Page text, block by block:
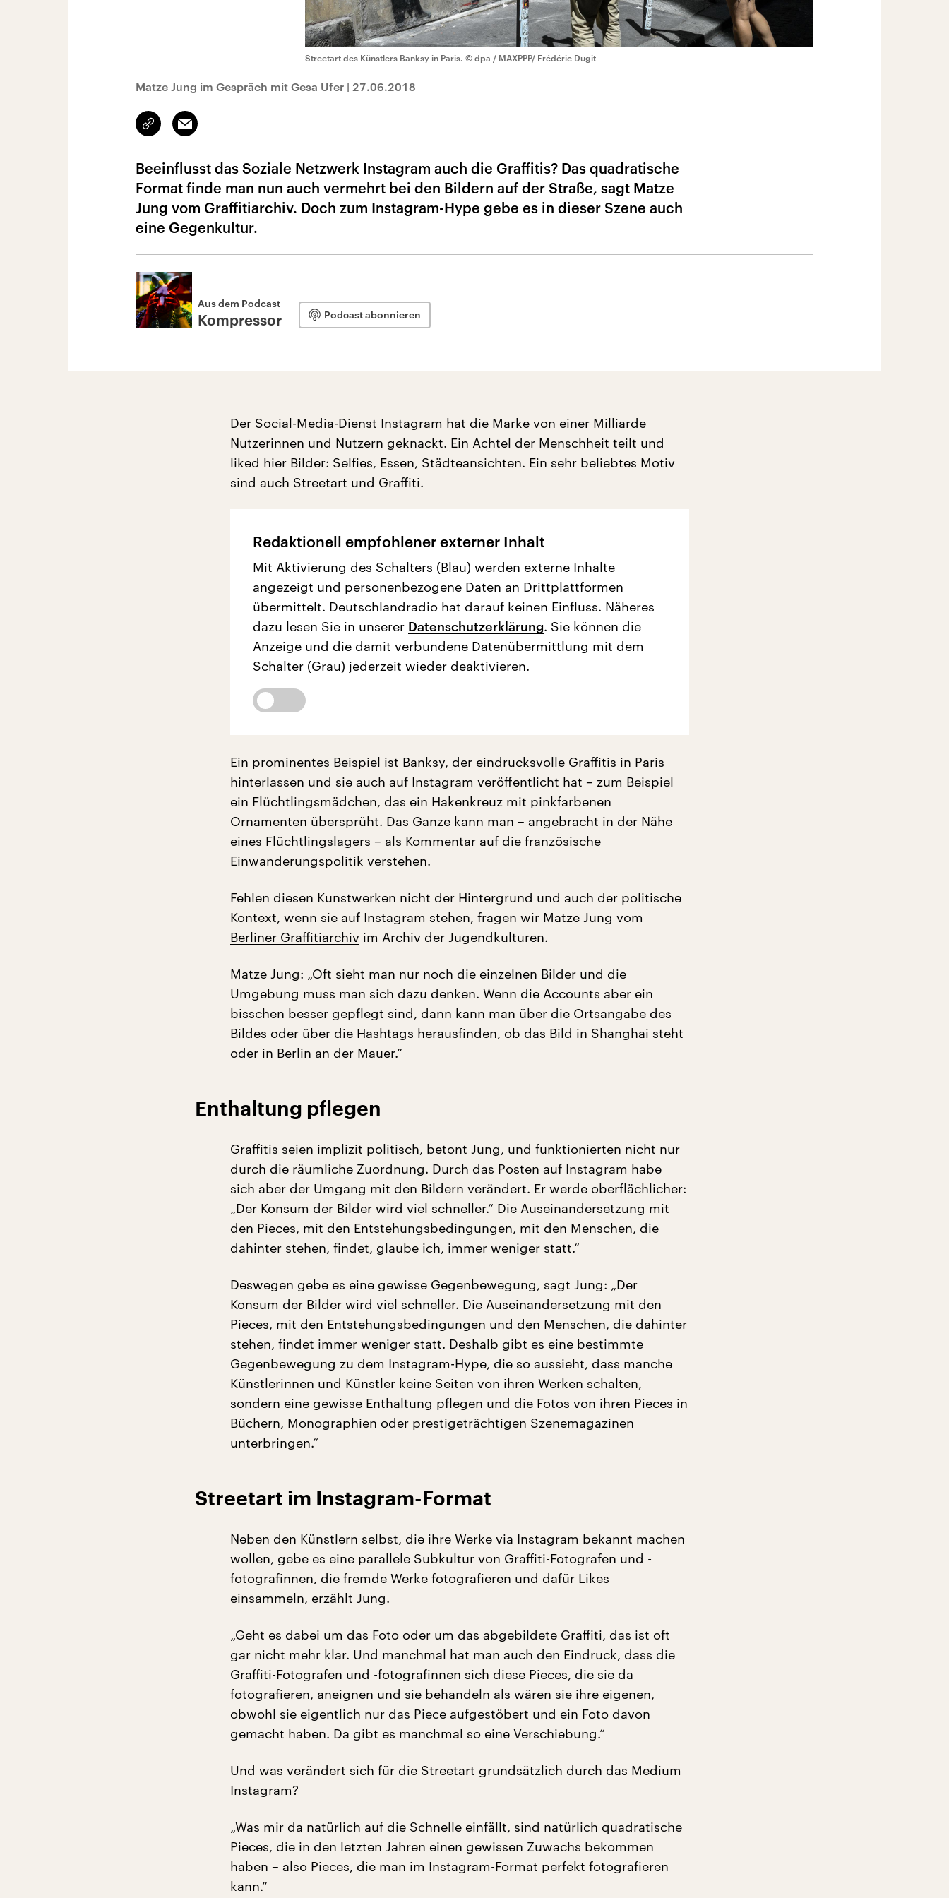
Streetart des Künstlers Banksy in Paris. © dpa / MAXPPP/ Frédéric Dugit
Matze Jung im Gespräch mit Gesa Ufer | 27.06.2018
Link
kopieren/teilen
Email
Beeinflusst das Soziale Netzwerk Instagram auch die Graffitis? Das quadratische
Format finde man nun auch vermehrt bei den Bildern auf der Straße, sagt Matze
Jung vom Graffitiarchiv. Doch zum Instagram-Hype gebe es in dieser Szene auch
eine Gegenkultur.
Aus dem Podcast
Kompressor Podcast abonnieren
Der Social-Media-Dienst Instagram hat die Marke von einer Milliarde
Nutzerinnen und Nutzern geknackt. Ein Achtel der Menschheit teilt und
liked hier Bilder: Selfies, Essen, Städteansichten. Ein sehr beliebtes Motiv
sind auch Streetart und Graffiti.
Redaktionell empfohlener externer Inhalt
Mit Aktivierung des Schalters (Blau) werden externe Inhalte
angezeigt und personenbezogene Daten an Drittplattformen
übermittelt. Deutschlandradio hat darauf keinen Einfluss. Näheres
dazu lesen Sie in unserer Datenschutzerklärung. Sie können die
Anzeige und die damit verbundene Datenübermittlung mit dem
Schalter (Grau) jederzeit wieder deaktivieren.
Ein prominentes Beispiel ist Banksy, der eindrucksvolle Graffitis in Paris
hinterlassen und sie auch auf Instagram veröffentlicht hat – zum Beispiel
ein Flüchtlingsmädchen, das ein Hakenkreuz mit pinkfarbenen
Ornamenten übersprüht. Das Ganze kann man – angebracht in der Nähe
eines Flüchtlingslagers – als Kommentar auf die französische
Einwanderungspolitik verstehen.
Fehlen diesen Kunstwerken nicht der Hintergrund und auch der politische
Kontext, wenn sie auf Instagram stehen, fragen wir Matze Jung vom
Berliner Graffitiarchiv im Archiv der Jugendkulturen.
Matze Jung: „Oft sieht man nur noch die einzelnen Bilder und die
Umgebung muss man sich dazu denken. Wenn die Accounts aber ein
bisschen besser gepflegt sind, dann kann man über die Ortsangabe des
Bildes oder über die Hashtags herausfinden, ob das Bild in Shanghai steht
oder in Berlin an der Mauer.“
Enthaltung pflegen
Graffitis seien implizit politisch, betont Jung, und funktionierten nicht nur
durch die räumliche Zuordnung. Durch das Posten auf Instagram habe
sich aber der Umgang mit den Bildern verändert. Er werde oberflächlicher:
„Der Konsum der Bilder wird viel schneller.“ Die Auseinandersetzung mit
den Pieces, mit den Entstehungsbedingungen, mit den Menschen, die
dahinter stehen, findet, glaube ich, immer weniger statt.“
Deswegen gebe es eine gewisse Gegenbewegung, sagt Jung: „Der
Konsum der Bilder wird viel schneller. Die Auseinandersetzung mit den
Pieces, mit den Entstehungsbedingungen und den Menschen, die dahinter
stehen, findet immer weniger statt. Deshalb gibt es eine bestimmte
Gegenbewegung zu dem Instagram-Hype, die so aussieht, dass manche
Künstlerinnen und Künstler keine Seiten von ihren Werken schalten,
sondern eine gewisse Enthaltung pflegen und die Fotos von ihren Pieces in
Büchern, Monographien oder prestigeträchtigen Szenemagazinen
unterbringen.“
Streetart im Instagram-Format
Neben den Künstlern selbst, die ihre Werke via Instagram bekannt machen
wollen, gebe es eine parallele Subkultur von Graffiti-Fotografen und -
fotografinnen, die fremde Werke fotografieren und dafür Likes
einsammeln, erzählt Jung.
„Geht es dabei um das Foto oder um das abgebildete Graffiti, das ist oft
gar nicht mehr klar. Und manchmal hat man auch den Eindruck, dass die
Graffiti-Fotografen und -fotografinnen sich diese Pieces, die sie da
fotografieren, aneignen und sie behandeln als wären sie ihre eigenen,
obwohl sie eigentlich nur das Piece aufgestöbert und ein Foto davon
gemacht haben. Da gibt es manchmal so eine Verschiebung.“
Und was verändert sich für die Streetart grundsätzlich durch das Medium
Instagram?
„Was mir da natürlich auf die Schnelle einfällt, sind natürlich quadratische
Pieces, die in den letzten Jahren einen gewissen Zuwachs bekommen
haben – also Pieces, die man im Instagram-Format perfekt fotografieren
kann.“